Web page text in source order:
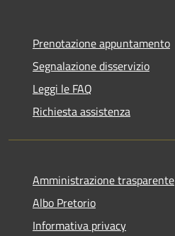
Prenotazione appuntamento
Segnalazione disservizio
Leggi le FAQ
Richiesta assistenza
Amministrazione trasparente
Albo Pretorio
Informativa privacy